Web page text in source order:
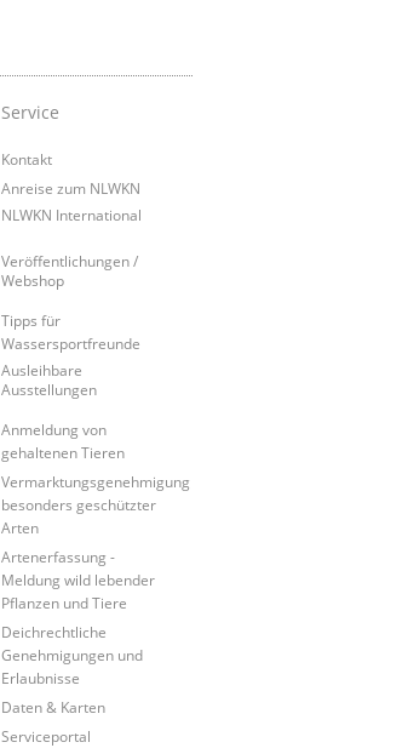
Service
Kontakt
Anreise zum NLWKN
NLWKN International
Veröffentlichungen /
Webshop
Tipps für
Wassersportfreunde
Ausleihbare
Ausstellungen
Anmeldung von
gehaltenen Tieren
Vermarktungsgenehmigung
besonders geschützter
Arten
Artenerfassung -
Meldung wild lebender
Pflanzen und Tiere
Deichrechtliche
Genehmigungen und
Erlaubnisse
Daten & Karten
Serviceportal